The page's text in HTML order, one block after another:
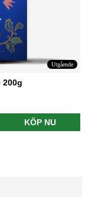
Utgående
200g
KÖP NU